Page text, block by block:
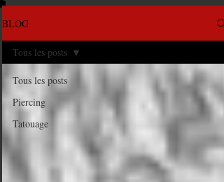
BLOG
Tous les posts
Piercing
Tatouage
Tous les posts